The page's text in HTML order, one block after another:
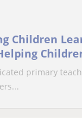
Children
primary